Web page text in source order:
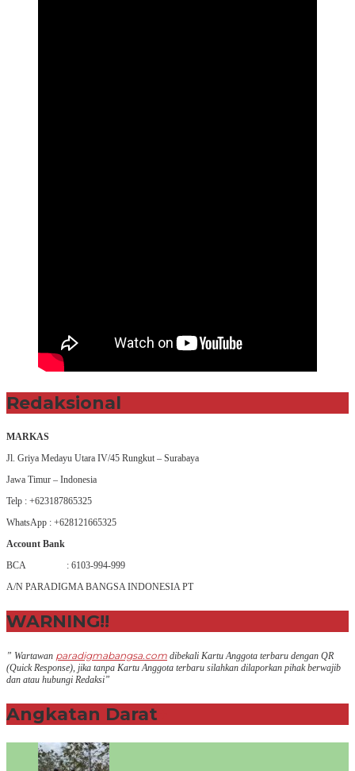
Redaksional
MARKAS
Jl. Griya Medayu Utara IV/45 Rungkut – Surabaya
Jawa Timur – Indonesia
Telp : +623187865325
WhatsApp : +628121665325
Account Bank
BCA : 6103-994-999
A/N PARADIGMA BANGSA INDONESIA PT
WARNING!!
” Wartawan paradigmabangsa.com dibekali Kartu Anggota terbaru dengan QR
(Quick Response), jika tanpa Kartu Anggota terbaru silahkan dilaporkan pihak berwajib
dan atau hubungi Redaksi”
Angkatan Darat